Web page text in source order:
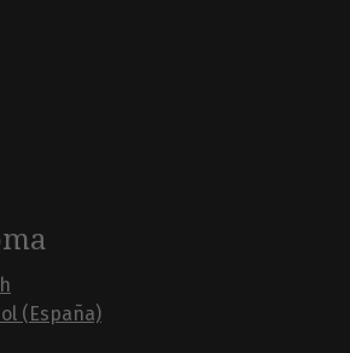
(España)